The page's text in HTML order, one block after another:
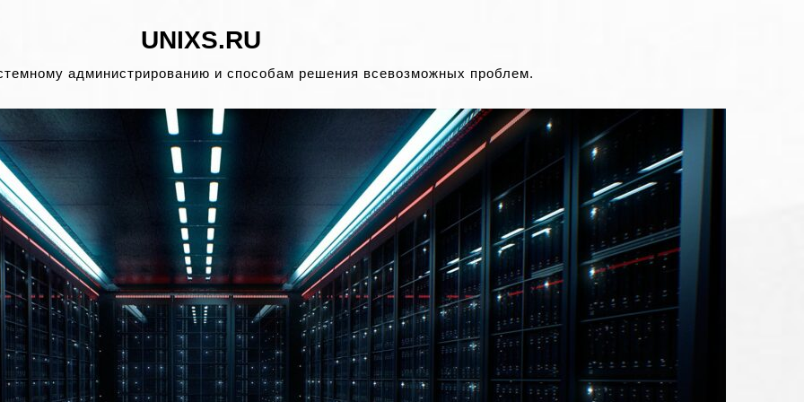
UNIXS.RU
администрированию и способам решения всевозможных проблем.